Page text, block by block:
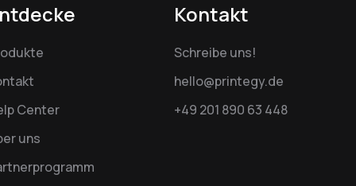
Center
uns
Kontakt
Schreibe uns!
hello@printegy.de
+49 201 890 63 448